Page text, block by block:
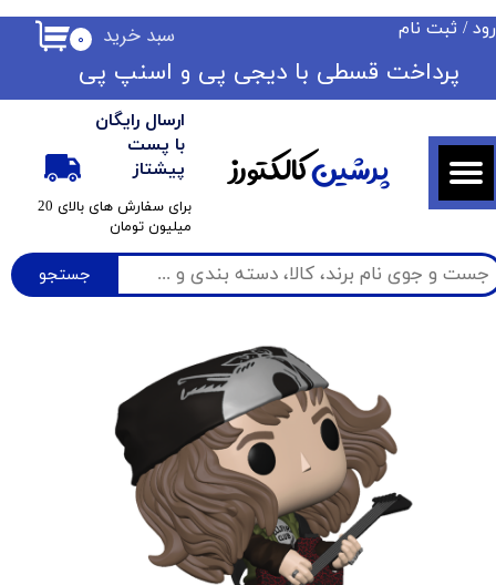
جستجو
ارسال رایگان
با پست
پیشتاز
​برای سفارش های بالای 20
میلیون تومان
۰ سبد خرید / ثبت نام
حساب کاربری من
تغییر گذر واژه
سفارشات
خروج از حساب کاربری
​​پرداخت قسطی با دیجی پی ​​​​​​​و اسنپ پی
پرشینکالکتورز